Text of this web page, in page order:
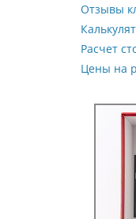
Отзывы
Расчет
Цены на